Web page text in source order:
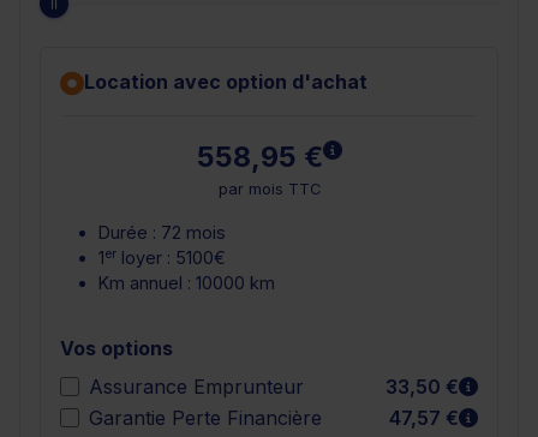
Location avec option d'achat
558,95 € En savoir plus
par mois TTC
Durée : 72 mois
1er loyer : 5100€
Km annuel : 10000 km
Vos options
Assurance Emprunteur
33,50 €
En
Garantie Perte Financière
47,57 € En